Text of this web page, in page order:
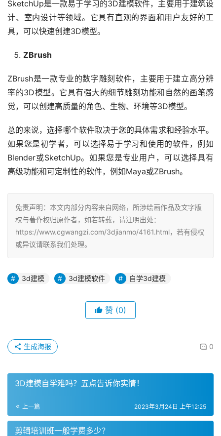
SketchUp是一款易于学习的3D建模软件，主要用于建筑设
计、室内设计等领域。它具有直观的界面和用户友好的工
具，可以快速创建3D模型。
ZBrush
ZBrush是一款专业的数字雕刻软件，主要用于建立高分辨
率的3D模型。它具有强大的细节雕刻功能和自然的画笔感
觉，可以创建高质量的角色、生物、环境等3D模型。
总的来说，选择哪个软件取决于您的具体需求和经验水平。
如果您是初学者，可以选择易于学习和使用的软件，例如
Blender或SketchUp。如果您是专业用户，可以选择具有
高级功能和可定制性的软件，例如Maya或ZBrush。
免责声明：本文内部分内容来自网络，所涉绘画作品及文字版
权与著作权归原作者，如若转载，请注明出处：
https://www.cgwangzi.com/3djianmo/4161.html，若有侵权
或异议请联系我们处理。
3d建模 3d建模软件 自学3d建模
赞 (0)
0
生成海报
3D建模自学难吗？五点告诉你实情！
上一篇 2023年3月24日 上午12:25
剪辑培训班一般学费多少？